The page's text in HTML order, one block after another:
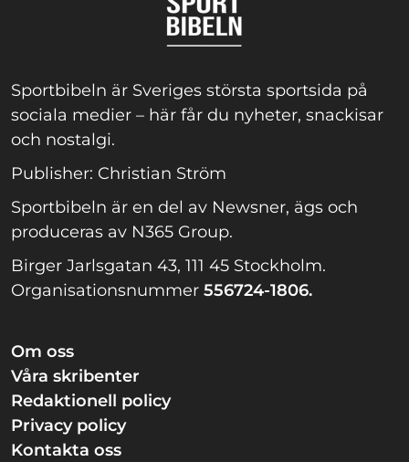
Sportbibeln är Sveriges största sportsida på
sociala medier – här får du nyheter, snackisar
och nostalgi.
Publisher: Christian Ström
Sportbibeln är en del av Newsner, ägs och
produceras av N365 Group.
Birger Jarlsgatan 43, 111 45 Stockholm.
Organisationsnummer 556724-1806.
Om oss
Våra skribenter
Redaktionell policy
Privacy policy
Kontakta oss